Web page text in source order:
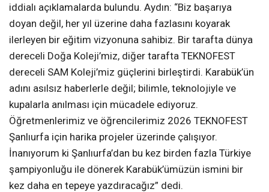
iddialı açıklamalarda bulundu. Aydın: “Biz başarıya
doyan değil, her yıl üzerine daha fazlasını koyarak
ilerleyen bir eğitim vizyonuna sahibiz. Bir tarafta dünya
dereceli Doğa Koleji’miz, diğer tarafta TEKNOFEST
dereceli SAM Koleji’miz güçlerini birleştirdi. Karabük’ün
adını asılsız haberlerle değil; bilimle, teknolojiyle ve
kupalarla anılması için mücadele ediyoruz.
Öğretmenlerimiz ve öğrencilerimiz 2026 TEKNOFEST
Şanlıurfa için harika projeler üzerinde çalışıyor.
İnanıyorum ki Şanlıurfa’dan bu kez birden fazla Türkiye
şampiyonluğu ile dönerek Karabük’ümüzün ismini bir
kez daha en tepeye yazdıracağız” dedi.